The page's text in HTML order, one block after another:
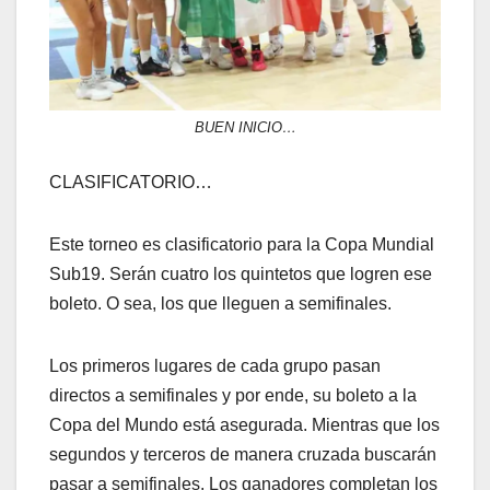
BUEN INICIO…
CLASIFICATORIO…
Este torneo es clasificatorio para la Copa Mundial
Sub19. Serán cuatro los quintetos que logren ese
boleto. O sea, los que lleguen a semifinales.
Los primeros lugares de cada grupo pasan
directos a semifinales y por ende, su boleto a la
Copa del Mundo está asegurada. Mientras que los
segundos y terceros de manera cruzada buscarán
pasar a semifinales. Los ganadores completan los